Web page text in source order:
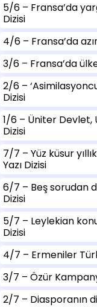
5/6 – Fransa’da
Dizisi
4/6 – Fransa’da
3/6 – Fransa’da
2/6 –
Dizisi
1/6 – Üniter Devlet,
Dizisi
7/7 – Yüz küsur
Yazı Dizisi
6/7 – Beş sorudan
Dizisi
5/7 – Leylekian
Dizisi
4/7 – Ermeniler
3/7 – Özür
2/7 – Diasporanın